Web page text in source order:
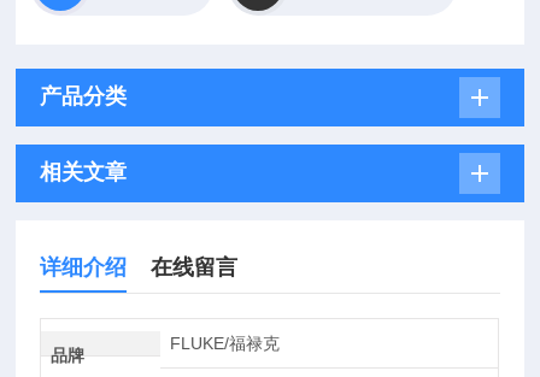
产品分类
相关文章
详细介绍 在线留言
品牌
FLUKE/福禄克